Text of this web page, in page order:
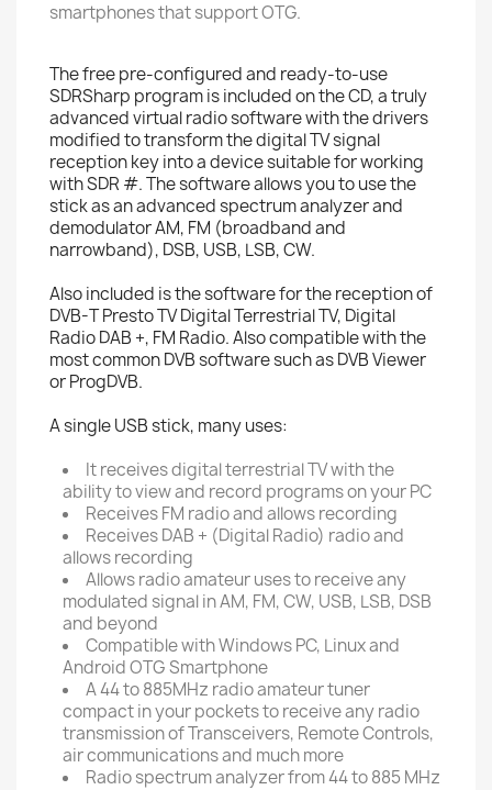
smartphones that support OTG.
The free pre-configured and ready-to-use
SDRSharp program is included on the CD, a truly
advanced virtual radio software with the drivers
modified to transform the digital TV signal
reception key into a device suitable for working
with SDR #. The software allows you to use the
stick as an advanced spectrum analyzer and
demodulator AM, FM (broadband and
narrowband), DSB, USB, LSB, CW.
Also included is the software for the reception of
DVB-T Presto TV Digital Terrestrial TV, Digital
Radio DAB +, FM Radio. Also compatible with the
most common DVB software such as DVB Viewer
or ProgDVB.
A single USB stick, many uses:
It receives digital terrestrial TV with the
ability to view and record programs on your PC
Receives FM radio and allows recording
Receives DAB + (Digital Radio) radio and
allows recording
Allows radio amateur uses to receive any
modulated signal in AM, FM, CW, USB, LSB, DSB
and beyond
Compatible with Windows PC, Linux and
Android OTG Smartphone
A 44 to 885MHz radio amateur tuner
compact in your pockets to receive any radio
transmission of Transceivers, Remote Controls,
air communications and much more
Radio spectrum analyzer from 44 to 885 MHz